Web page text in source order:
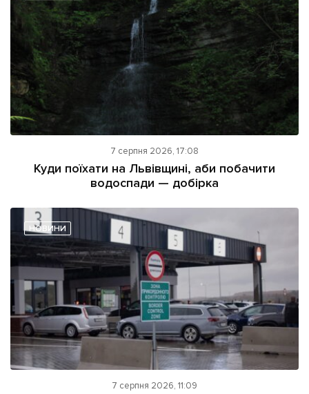
7 серпня 2026, 17:08
Куди поїхати на Львівщині, аби побачити
водоспади — добірка
НОВИНИ
7 серпня 2026, 11:09